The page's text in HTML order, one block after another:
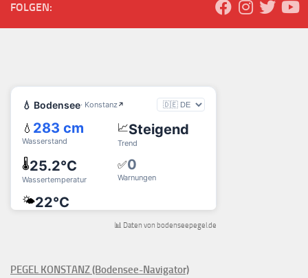
FOLGEN:
📊 Daten von bodenseepegel.de
PEGEL KONSTANZ (Bodensee-Navigator)